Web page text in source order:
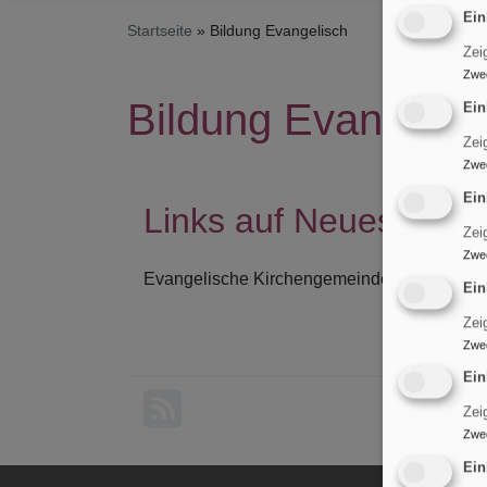
Startseite Bildung Evangelisch
Bildung
Links auf Neues,
Evangelische Kirchengemeinde St. Maria